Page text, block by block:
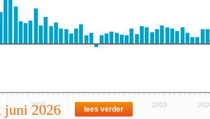
juni 2026 lees verder